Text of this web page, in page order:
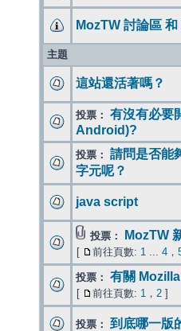
MozTW 討論區
主題
這站還活著嗎？
投票： 有沒有必要
Android)?
投票： 請問是否能
字元呢？
java script
投票： MozTW
[ 前往頁數: 1 ... 4 ，
投票： 有關
[ 前往頁數: 1 ， 2 ]
投票： 到底哪一版